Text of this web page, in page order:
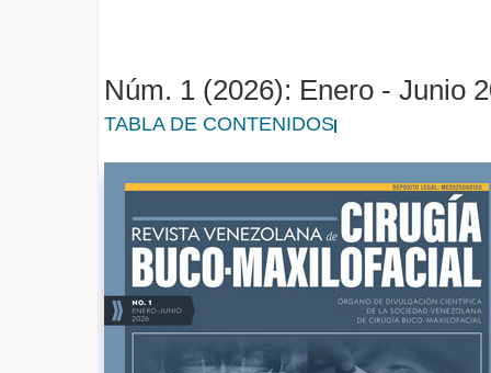
Núm. 1 (2026): Enero - Junio
TABLA DE CONTENIDOS